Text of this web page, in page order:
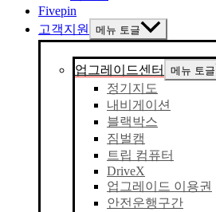
Fivepin
고객지원
메뉴 토글
업그레이드센터 메뉴 토글
정기지도
내비게이션
블랙박스
짐벌캠
트립 컴퓨터
DriveX
업그레이드 이용권
안전운행구간